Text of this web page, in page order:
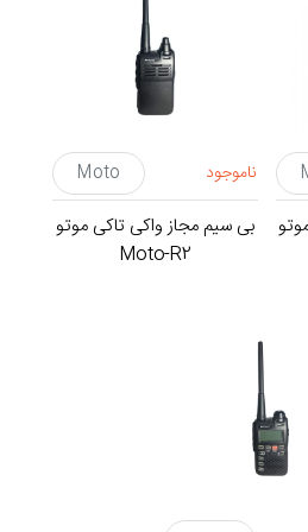
ناموجود Moto
بی سیم مجاز واکی تاکی موتو
Moto-R2